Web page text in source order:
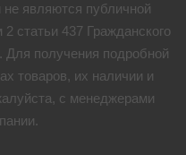
не являются публичной
статьи 437 Гражданского
Для получения подробной
товaров, их наличии и
с менеджерами